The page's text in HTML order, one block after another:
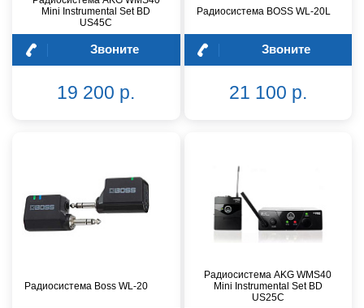
Mini Instrumental Set BD
US45C
Звоните
19 200 р.
Радиосистема BOSS WL-20L
Звоните
21 100 р.
Радиосистема Boss WL-20
Радиосистема AKG WMS40
Mini Instrumental Set BD
US25C